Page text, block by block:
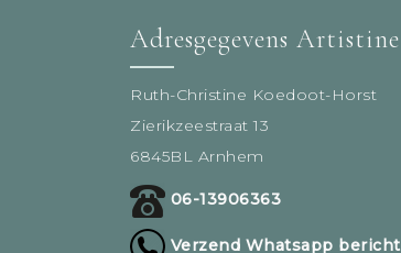
Adresgegevens Artistine
Ruth-Christine Koedoot-Horst
Zierikzeestraat 13
6845BL Arnhem
06-13906363
Verzend Whatsapp bericht